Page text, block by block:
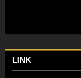
LINK